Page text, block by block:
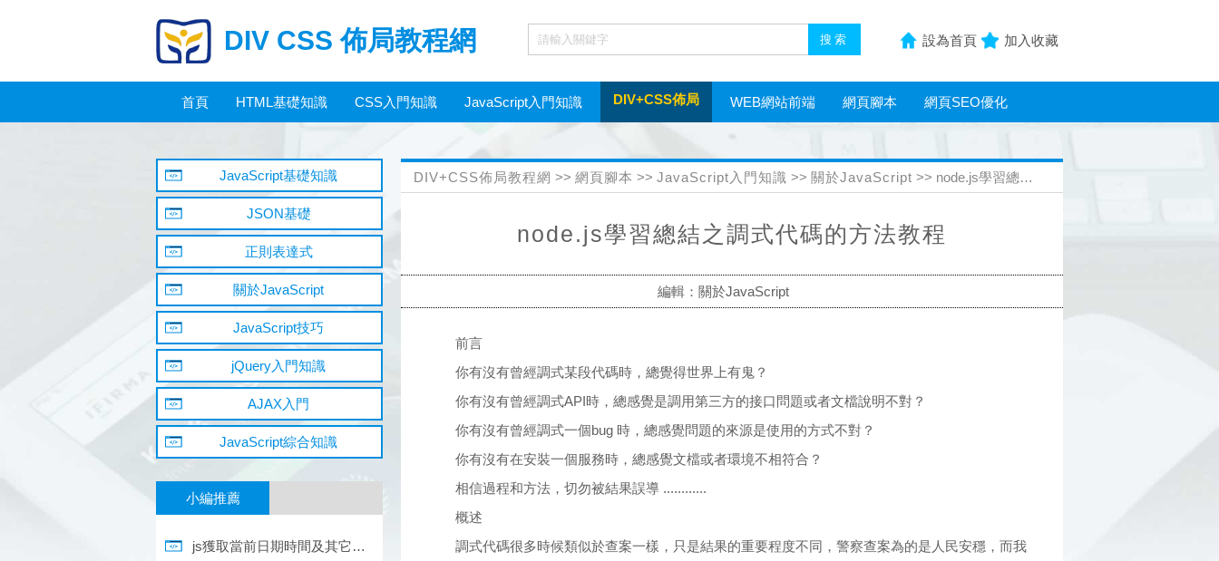
DIV CSS 佈局教程網 設為首頁 加入收藏
首頁 HTML基礎知識 CSS入門知識 JavaScript入門知識 DIV+CSS佈局 WEB網站前端 網頁腳本 網頁SEO優化
DIV+CSS佈局教程網 >> 網頁腳本 >> JavaScript入門知識 >> 關於JavaScript >> node.js學習總結之調式代碼的方法教程
node.js學習總結之調式代碼的方法教程
編輯：關於JavaScript
前言
你有沒有曾經調式某段代碼時，總覺得世界上有鬼？
你有沒有曾經調式API時，總感覺是調用第三方的接口問題或者文檔說明不對？
你有沒有曾經調式一個bug 時，總感覺問題的來源是使用的方式不對？
你有沒有在安裝一個服務時，總感覺文檔或者環境不相符合？
相信過程和方法，切勿被結果誤導 ............
概述
調式代碼很多時候類似於查案一樣，只是結果的重要程度不同，警察查案為的是人民安穩，而我
JavaScript基礎知識
JSON基礎
正則表達式
關於JavaScript
JavaScript技巧
jQuery入門知識
AJAX入門
JavaScript綜合知識
小編推薦
js獲取當前日期時間及其它日期操作匯總